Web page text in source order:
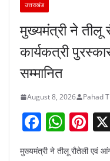
उत्तराखंड
मुख्यमंत्री ने तीलू
कार्यकत्री
सम्मानित
August 8, 2026 Pahad
F
a
W
h
Pi
nt
मुख्यमंत्री ने तीलू रौतेली एवं